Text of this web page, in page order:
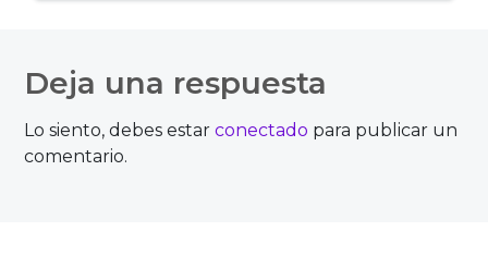
de
entradas
Deja una respuesta
Lo siento, debes estarconectado para publicar un
comentario.